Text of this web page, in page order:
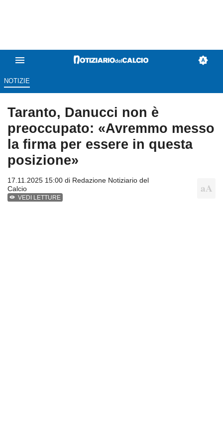
NOTIZIE
Taranto, Danucci non è
preoccupato: «Avremmo messo
la firma per essere in questa
posizione»
17.11.2025 15:00 di Redazione Notiziario del
Calcio
VEDI LETTURE